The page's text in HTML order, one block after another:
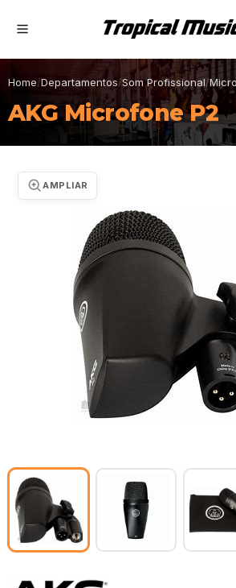
Home/Departamentos/Som Profissional/
AKG Microfone P2
AMPLIAR